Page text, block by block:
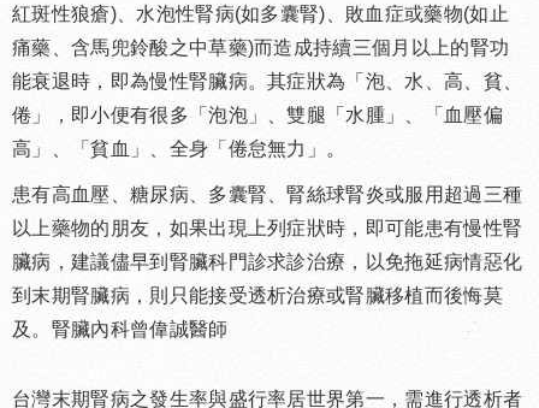
紅斑性狼瘡)、水泡性腎病(如多囊腎)、敗血症或藥物(如止
痛藥、含馬兜鈴酸之中草藥)而造成持續三個月以上的腎功
能衰退時，即為慢性腎臟病。其症狀為「泡、水、高、貧、
倦」，即小便有很多「泡泡」、雙腿「水腫」、「血壓偏
高」、「貧血」、全身「倦怠無力」。
患有高血壓、糖尿病、多囊腎、腎絲球腎炎或服用超過三種
以上藥物的朋友，如果出現上列症狀時，即可能患有慢性腎
臟病，建議儘早到腎臟科門診求診治療，以免拖延病情惡化
到末期腎臟病，則只能接受透析治療或腎臟移植而後悔莫
及。腎臟內科曾偉誠醫師
台灣末期腎病之發生率與盛行率居世界第一，需進行透析者